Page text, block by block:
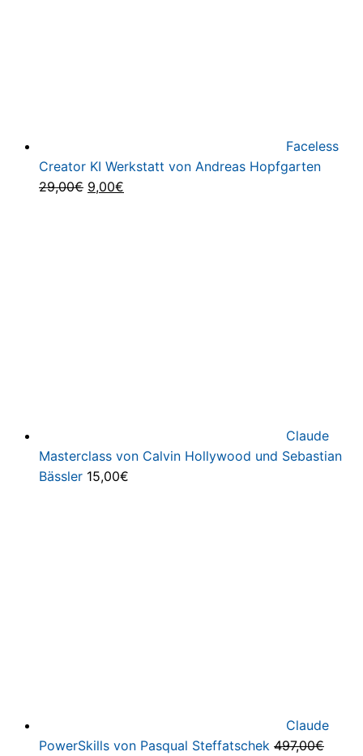
Faceless
Creator KI Werkstatt von Andreas Hopfgarten
29,00€ Ursprünglicher
9,00€
Claude
Masterclass von Calvin Hollywood und Sebastian
Bässler 15,00€
Claude
PowerSkills von Pasqual Steffatschek 497,00€